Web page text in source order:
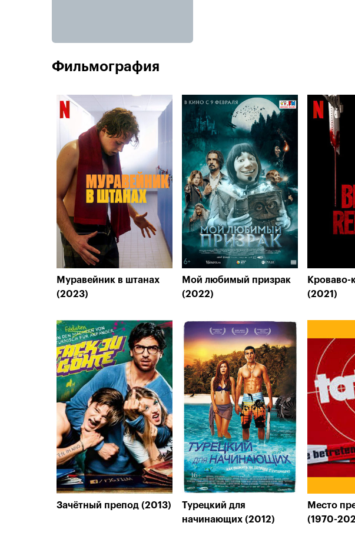
Фильмография
Муравейник в штанах
(2023)
Мой любимый призрак
(2022)
Кроваво-
(2021)
Зачётный препод (2013)
Турецкий для
начинающих (2012)
Место
(1970-